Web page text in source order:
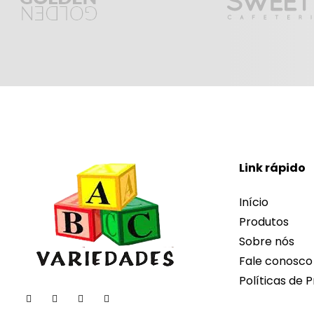
Link rápido
Início
Produtos
Sobre nós
Fale conosco
Políticas de